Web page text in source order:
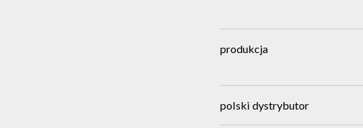
produkcja
polski dystrybutor